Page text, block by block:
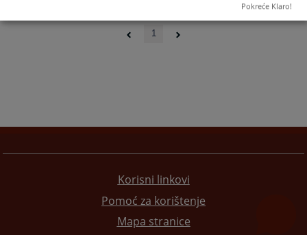
1
Korisni linkovi
Pomoć za korištenje
Mapa stranice
Pokreće Klaro!